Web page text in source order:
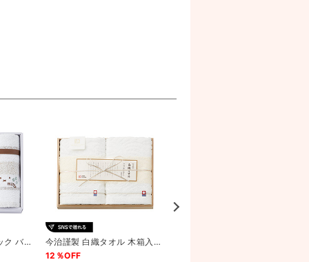
ク バス
今治謹製 白織タオル 木箱入り
フェイスタオル2P
12％OFF